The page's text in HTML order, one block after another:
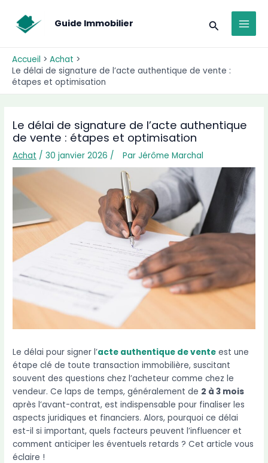
contenu
Guide Immobilier
Accueil
Achat
Le délai de signature de l’acte authentique de vente :
étapes et optimisation
Le délai de signature de l’acte authentique
de vente : étapes et optimisation
Achat / 30 janvier 2026 / ParJérôme Marchal
Le délai pour signer l’acte authentique de vente est une
étape clé de toute transaction immobilière, suscitant
souvent des questions chez l’acheteur comme chez le
vendeur. Ce laps de temps, généralement de 2 à 3 mois
après l’avant-contrat, est indispensable pour finaliser les
aspects juridiques et financiers. Alors, pourquoi ce délai
est-il si important, quels facteurs peuvent l’influencer et
comment anticiper les éventuels retards ? Cet article vous
éclaire !